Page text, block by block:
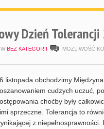
Dzień
W BEZ KATEGORII MOŻLIWOŚĆ
listopada obchodzimy
cudzych uczuć,
choćby były
sprzeczne. Tolerancja to
z